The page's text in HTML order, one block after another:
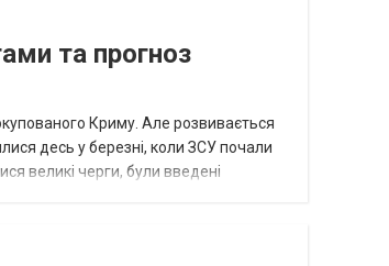
та прогноз
Криму. Але розвивається
десь у березні, коли ЗСУ почали
великі черги, були введені